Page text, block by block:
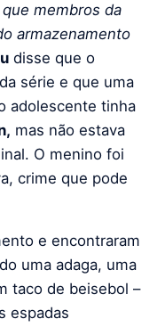
membros da
armazenamento
disse que o
série e que uma
adolescente tinha
mas não estava
O menino foi
crime que pode
e encontraram
uma adaga, uma
taco de beisebol –
espadas